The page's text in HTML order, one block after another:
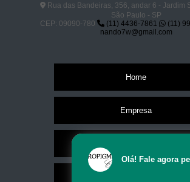
Rua das Bandeiras, 356, andar 6 - Jardim
São Paulo - SP
CEP: 09090-780
(11) 4436-7861
(11)
nando7w@gmail.com
Home
Empresa
Olá! Fale agora